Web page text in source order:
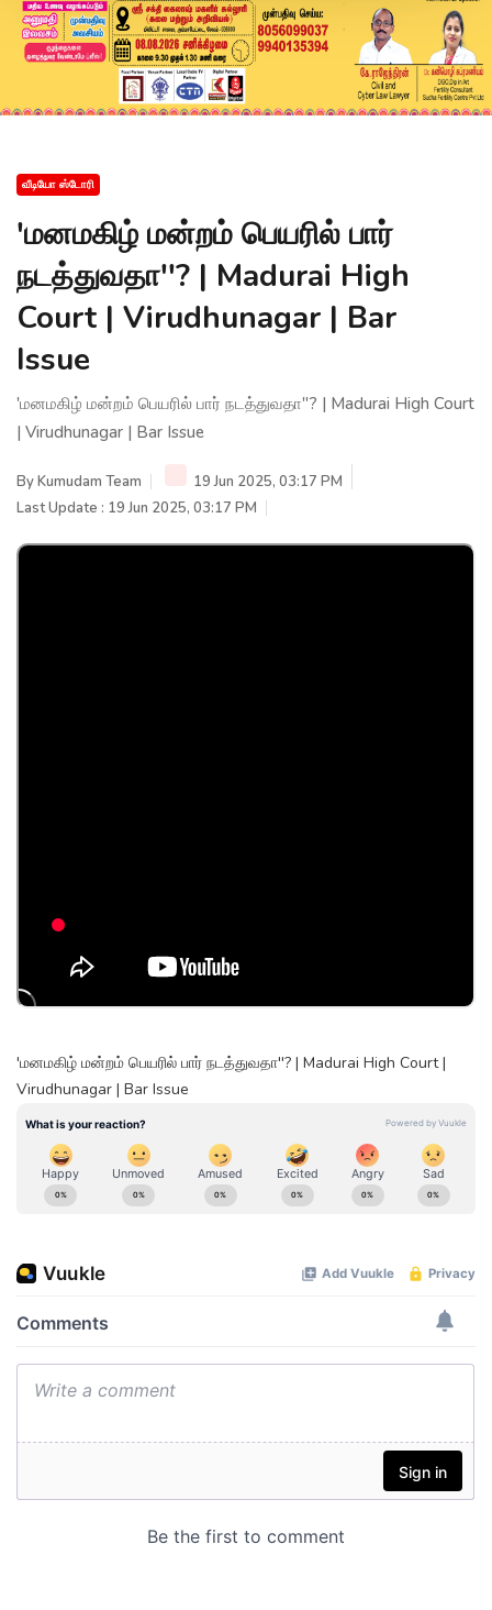
வீடியோ ஸ்டோரி
'மனமகிழ் மன்றம் பெயரில் பார்
நடத்துவதா''? | Madurai High
Court | Virudhunagar | Bar
Issue
'மனமகிழ் மன்றம் பெயரில் பார் நடத்துவதா''? | Madurai High Court
| Virudhunagar | Bar Issue
ByKumudam Team
19 Jun 2025, 03:17 PM
Last Update : 19 Jun 2025, 03:17 PM
'மனமகிழ் மன்றம் பெயரில் பார் நடத்துவதா''? | Madurai High Court |
Virudhunagar | Bar Issue